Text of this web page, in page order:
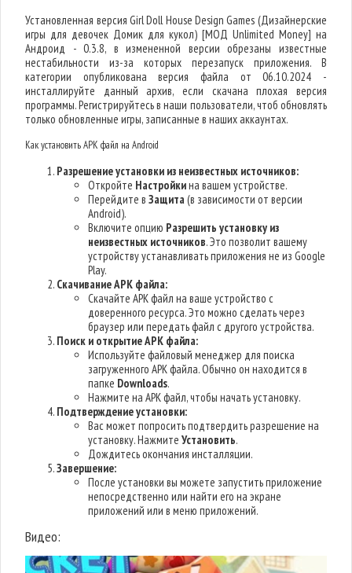
Установленная версия Girl Doll House Design Games (Дизайнерские
игры для девочек Домик для кукол) [МОД Unlimited Money] на
Андроид - 0.3.8, в измененной версии обрезаны известные
нестабильности из-за которых перезапуск приложения. В
категории опубликована версия файла от 06.10.2024 -
инсталлируйте данный архив, если скачана плохая версия
программы. Регистрируйтесь в наши пользователи, чтоб обновлять
только обновленные игры, записанные в наших аккаунтах.
Как установить APK файл на Android
Разрешение установки из неизвестных источников:
Откройте Настройкина вашем устройстве.
Перейдите вЗащита(в зависимости от версии
Android).
Включите опцию Разрешить установку из
неизвестных источников. Это позволит вашему
устройству устанавливать приложения не из Google
Play.
Скачивание APK файла:
Скачайте APK файл на ваше устройство с
доверенного ресурса. Это можно сделать через
браузер или передать файл с другого устройства.
Поиск и открытие APK файла:
Используйте файловый менеджер для поиска
загруженного APK файла. Обычно он находится в
папке Downloads.
Нажмите на APK файл, чтобы начать установку.
Подтверждение установки:
Вас может попросить подтвердить разрешение на
установку. НажмитеУстановить.
Дождитесь окончания инсталляции.
Завершение:
После установки вы можете запустить приложение
непосредственно или найти его на экране
приложений или в меню приложений.
Видео: